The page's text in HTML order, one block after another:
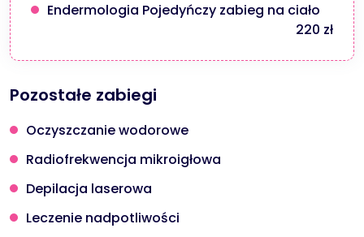
Endermologia Pojedyńczy zabieg na ciało
220 zł
Pozostałe zabiegi
Oczyszczanie wodorowe
Radiofrekwencja mikroigłowa
Depilacja laserowa
Leczenie nadpotliwości